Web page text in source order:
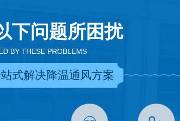
下问题所困扰
BY THESE PROBLEMS
式解决降温通风方案